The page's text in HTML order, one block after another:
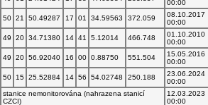
00:00
50 21 50.49287 17 01 34.59563 372.059
08.10.2017
00:00
49 20 34.71380 14 41 5.12014 466.748
01.10.2010
00:00
49 20 56.92040 16 00 0.88750 551.504
15.05.2016
00:00
50 15 25.52884 14 56 54.02748 250.188
23.06.2024
00:00
stanice nemonitorována (nahrazena stanicí
CZCI)
12.03.2023
00:00